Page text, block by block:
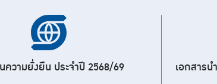
ความยั่งยืน ประจำปี 2568/69
เอกสาร